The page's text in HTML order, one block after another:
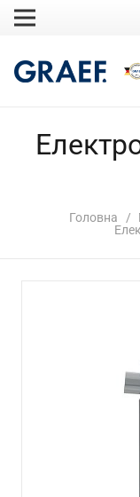
Головна /